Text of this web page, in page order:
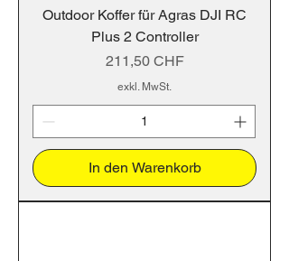
Outdoor Koffer für Agras DJI RC
Plus 2 Controller
Preis
211,50 CHF
exkl. MwSt.
In den Warenkorb